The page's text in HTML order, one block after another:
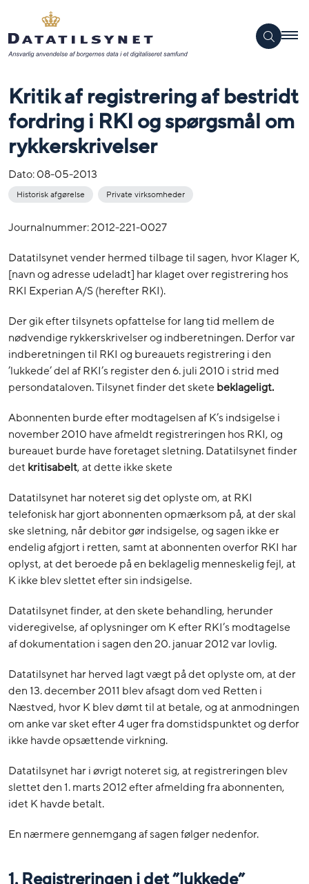
Kritik af registrering af bestridt
fordring i RKI og spørgsmål om
rykkerskrivelser
Dato:08-05-2013
Historisk afgørelse Private virksomheder
Journalnummer: 2012-221-0027
Datatilsynet vender hermed tilbage til sagen, hvor Klager K,
[navn og adresse udeladt] har klaget over registrering hos
RKI Experian A/S (herefter RKI).
Der gik efter tilsynets opfattelse for lang tid mellem de
nødvendige rykkerskrivelser og indberetningen. Derfor var
indberetningen til RKI og bureauets registrering i den
’lukkede’ del af RKI’s register den 6. juli 2010 i strid med
persondataloven. Tilsynet finder det sketebeklageligt.
Abonnenten burde efter modtagelsen af K’s indsigelse i
november 2010 have afmeldt registreringen hos RKI, og
bureauet burde have foretaget sletning. Datatilsynet finder
det kritisabelt, at dette ikke skete
Datatilsynet har noteret sig det oplyste om, at RKI
telefonisk har gjort abonnenten opmærksom på, at der skal
ske sletning, når debitor gør indsigelse, og sagen ikke er
endelig afgjort i retten, samt at abonnenten overfor RKI har
oplyst, at det beroede på en beklagelig menneskelig fejl, at
K ikke blev slettet efter sin indsigelse.
Datatilsynet finder, at den skete behandling, herunder
videregivelse, af oplysninger om K efter RKI’s modtagelse
af dokumentation i sagen den 20. januar 2012 var lovlig.
Datatilsynet har herved lagt vægt på det oplyste om, at der
den 13. december 2011 blev afsagt dom ved Retten i
Næstved, hvor K blev dømt til at betale, og at anmodningen
om anke var sket efter 4 uger fra domstidspunktet og derfor
ikke havde opsættende virkning.
Datatilsynet har i øvrigt noteret sig, at registreringen blev
slettet den 1. marts 2012 efter afmelding fra abonnenten,
idet K havde betalt.
En nærmere gennemgang af sagen følger nedenfor.
1. Registreringen i det ”lukkede”